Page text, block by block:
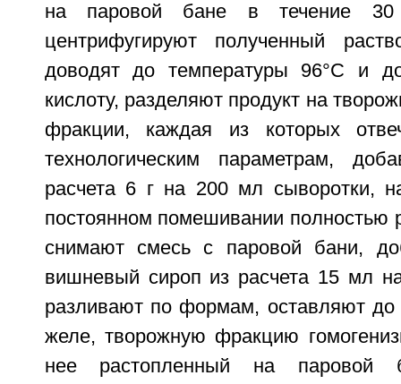
на паровой бане в течение
центрифугируют полученный
доводят до температуры 96°С и
кислоту, разделяют продукт на
фракции, каждая из которых
технологическим параметрам,
расчета 6 г на 200 мл сыворотки,
постоянном помешивании полностью
снимают смесь с паровой бани,
вишневый сироп из расчета 15 мл
разливают по формам, оставляют до
желе, творожную фракцию
нее растопленный на паровой